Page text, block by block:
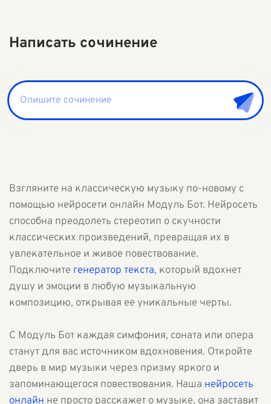
Написать сочинение
Взгляните на классическую музыку по-новому с
помощью нейросети онлайн Модуль Бот. Нейросеть
способна преодолеть стереотип о скучности
классических произведений, превращая их в
увлекательное и живое повествование.
Подключите генератор текста, который вдохнет
душу и эмоции в любую музыкальную
композицию, открывая ее уникальные черты.
С Модуль Бот каждая симфония, соната или опера
станут для вас источником вдохновения. Откройте
дверь в мир музыки через призму яркого и
запоминающегося повествования. Наша нейросеть
онлайн не просто расскажет о музыке, она заставит